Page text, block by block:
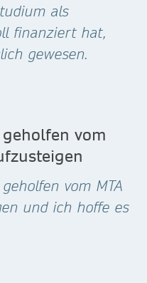
als
finanziert hat,
gewesen.
vom
vom MTA
und ich hoffe es